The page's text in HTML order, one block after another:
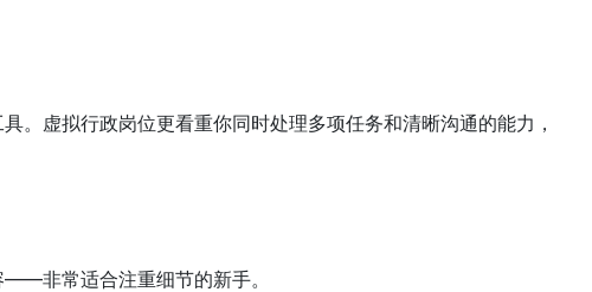
。虚拟行政岗位更看重你同时处理多项任务和清晰沟通的能力，
非常适合注重细节的新手。